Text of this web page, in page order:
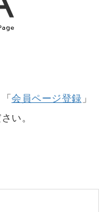
会員ページ登録 」
い。